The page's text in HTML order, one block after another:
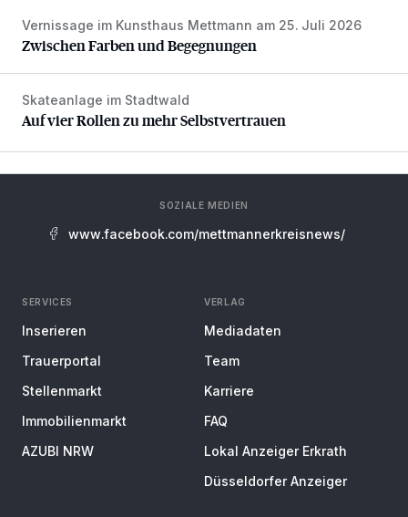
Zwischen Farben und Begegnungen
Vernissage im Kunsthaus Mettmann am 25. Juli 2026
Zwischen Farben und Begegnungen
Auf vier Rollen zu mehr Selbstvertrauen
Skateanlage im Stadtwald
Auf vier Rollen zu mehr Selbstvertrauen
SOZIALE MEDIEN
www.facebook.com/mettmannerkreisnews/
SERVICES
Inserieren
Trauerportal
Stellenmarkt
Immobilienmarkt
AZUBI NRW
VERLAG
Mediadaten
Team
Karriere
FAQ
Lokal Anzeiger Erkrath
Düsseldorfer Anzeiger